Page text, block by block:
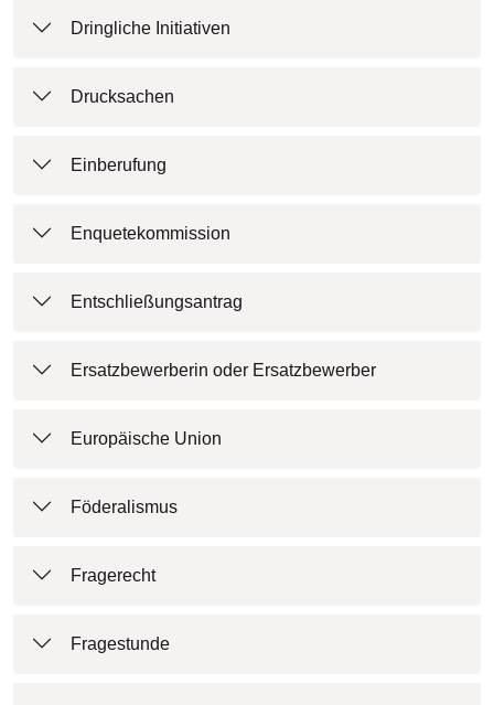
Dringliche Initiativen
Drucksachen
Einberufung
Enquetekommission
Entschließungsantrag
Ersatzbewerberin oder Ersatzbewerber
Europäische Union
Föderalismus
Fragerecht
Fragestunde